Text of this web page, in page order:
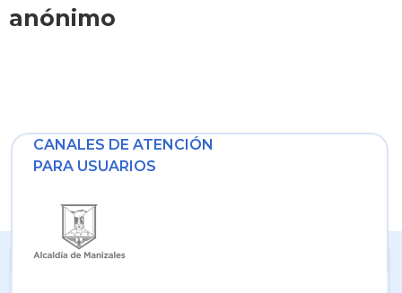
anónimo
CANALES DE ATENCIÓN
PARA USUARIOS